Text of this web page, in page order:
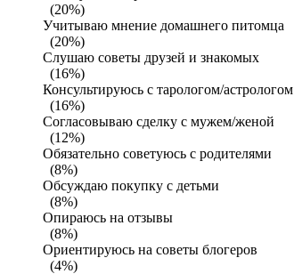
(20%)
Учитываю мнение домашнего питомца
(20%)
Слушаю советы друзей и знакомых
(16%)
Консультируюсь с тарологом/астрологом
(16%)
Согласовываю сделку с мужем/женой
(12%)
Обязательно советуюсь с родителями
(8%)
Обсуждаю покупку с детьми
(8%)
Опираюсь на отзывы
(8%)
Ориентируюсь на советы блогеров
(4%)